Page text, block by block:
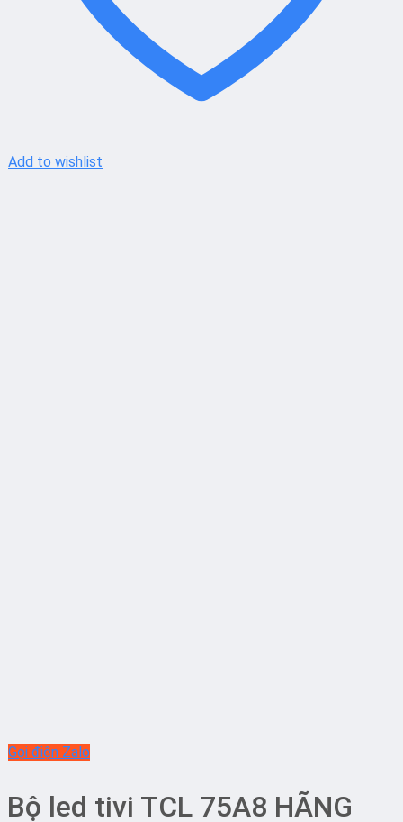
Add to wishlist
Gọi điện Zalo
Bộ led tivi TCL 75A8 HÃNG